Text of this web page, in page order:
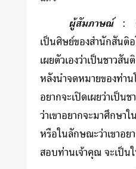
ผู้สัมภาษณ์: ค
เป็นศิษย์ของสำนักสันติ
เผยตัวเองว่าเป็นชาว
หลังนำจดหมายของท่า
อยากจะเปิดเผยว่าเป็น
ว่าเขาอยากจะมาศึกษ
หรือในลักษณะว่าเขา
สอบท่านเจ้าคุณ จะเป็น